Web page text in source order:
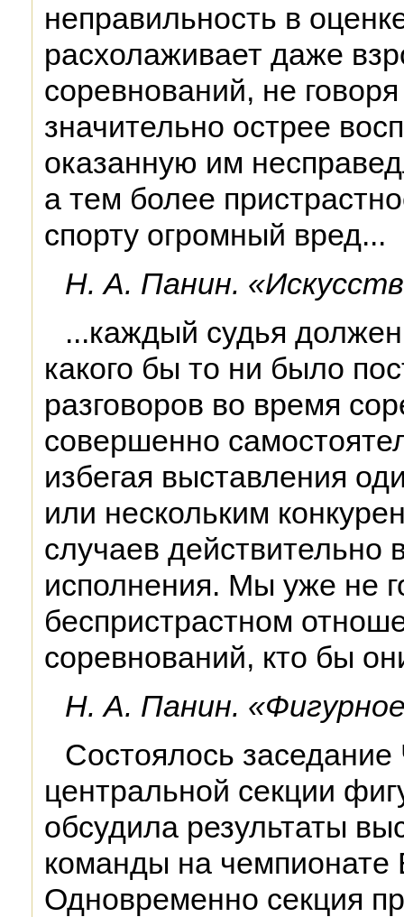
неправильность в
расхолаживает даже
соревнований, не
значительно острее
оказанную им
а тем более
спорту огромный вред...
Н. А. Панин.
...каждый судья
какого бы то ни было
разговоров во время
совершенно
избегая выставления
или нескольким
случаев действительно
исполнения. Мы уже не
беспристрастном
соревнований, кто бы
Н. А. Панин.
Состоялось заседание
центральной секции
обсудила результаты
команды на
Одновременно секция